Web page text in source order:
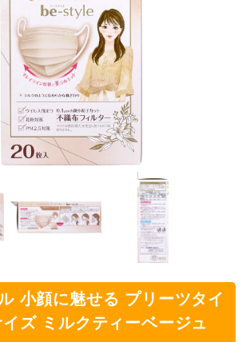
小顔に魅せる プリーツタイ
ズ ミルクティーベージュ